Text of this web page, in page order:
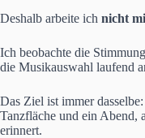
Deshalb arbeite ich nicht
Ich beobachte die
die Musikauswahl laufend
Das Ziel ist immer
Tanzfläche und ein Abend,
erinnert.